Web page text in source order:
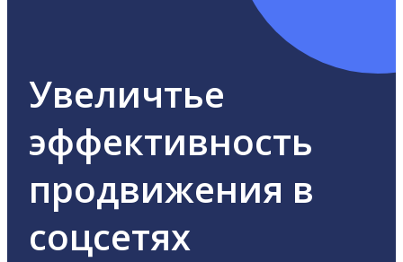
Увеличтье
эффективность
продвижения в
соцсетях